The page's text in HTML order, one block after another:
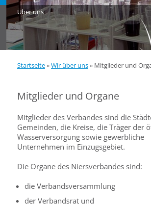
Über uns
Startseite»Wir über uns» Mitglieder und
Mitglieder und Organe
Mitglieder des Verbandes sind die
Gemeinden, die Kreise, die Träger der
Wasserversorgung sowie gewerbliche
Unternehmen im Einzugsgebiet.
Die Organe des Niersverbandes sind:
die Verbandsversammlung
der Verbandsrat und